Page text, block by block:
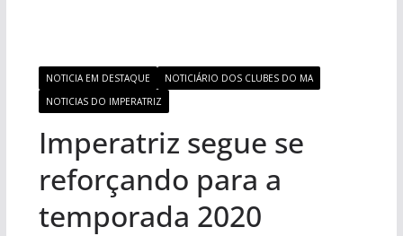
NOTICIA EM DESTAQUE
NOTICIÁRIO DOS CLUBES DO MA
NOTICIAS DO IMPERATRIZ
Imperatriz segue se
reforçando para a
temporada 2020